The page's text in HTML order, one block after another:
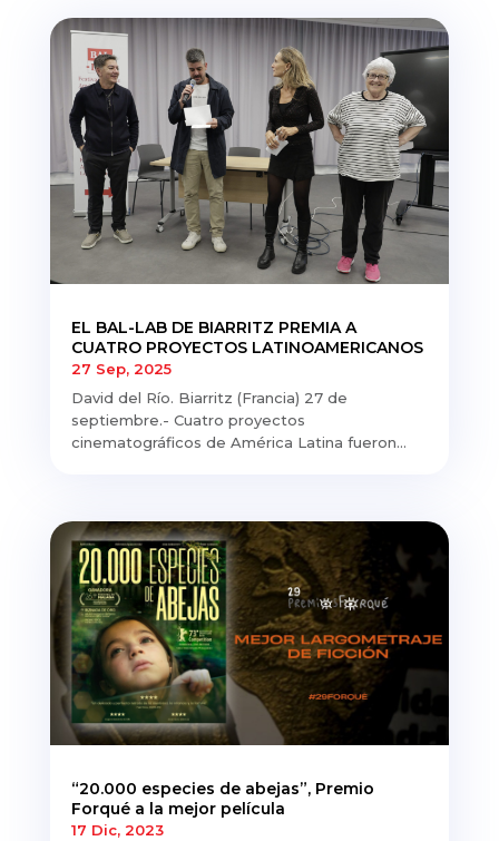
EL BAL-LAB DE BIARRITZ PREMIA A
CUATRO PROYECTOS LATINOAMERICANOS
27 Sep, 2025
David del Río. Biarritz (Francia) 27 de
septiembre.- Cuatro proyectos
cinematográficos de América Latina fueron...
“20.000 especies de abejas”, Premio
Forqué a la mejor película
17 Dic, 2023